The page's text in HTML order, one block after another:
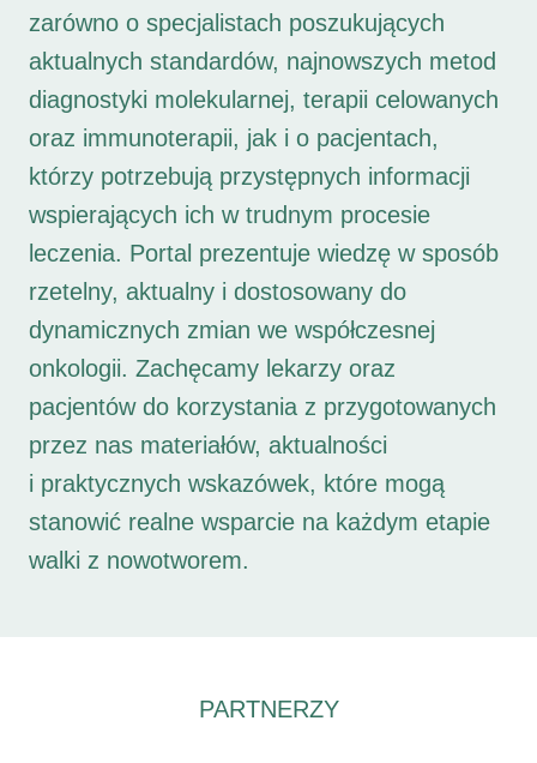
zarówno o specjalistach poszukujących
aktualnych standardów, najnowszych metod
diagnostyki molekularnej, terapii celowanych
oraz immunoterapii, jak i o pacjentach,
którzy potrzebują przystępnych informacji
wspierających ich w trudnym procesie
leczenia. Portal prezentuje wiedzę w sposób
rzetelny, aktualny i dostosowany do
dynamicznych zmian we współczesnej
onkologii. Zachęcamy lekarzy oraz
pacjentów do korzystania z przygotowanych
przez nas materiałów, aktualności
i praktycznych wskazówek, które mogą
stanowić realne wsparcie na każdym etapie
walki z nowotworem.
PARTNERZY